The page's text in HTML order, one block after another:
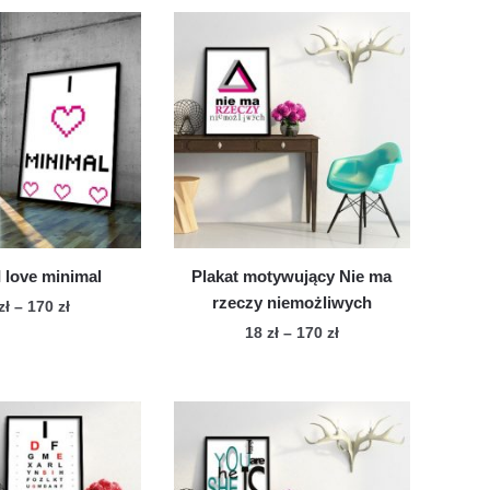
love minimal
– 170złZakres
do
170 zł
ma
wiele
wariantów.
Opcje
Plakat motywujący Nie ma
rzeczy niemożliwych
18 zł – 170 złZakres
do
170 zł
produkt
ma
wariantów.